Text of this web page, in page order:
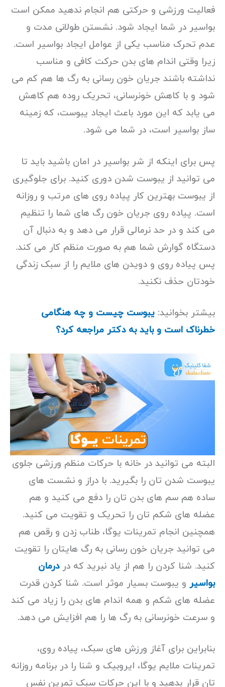
فعالیت ورزشی و حرکتی هم انجام ندهید ممکن است
بواسیر در شما ایجاد شود. نشستن طولانی مدت و
عدم تحرک مناسب یکی از عوامل ایجاد بواسیر است.
زیرا وقتی اندام های بدن حرکت کافی و مناسب
نداشته باشند جریان خون رسانی به رگ ها هم کم می
شود و با کاهش خونرسانی، تحریک روده هم کاهش
می یابد که این مورد باعث ایجاد یبوست، که زمینه
ساز بواسیر است، در شما می شود.
پس برای اینکه از شر بواسیر در امان باشید باید تا
می توانید از یبوست شدن دوری کنید. برای جلوگیری
از یبوست بهترین کار پیاده روی های مرتب و روزانه
است. پیاده روی جریان خون رگ های شما را تنظیم
می کند و در حد نرمالی قرار می دهد و به دنبال آن
دستگاه گوارش شما هم به صورت منظم کار می کند.
پس پیاده روی و دویدن های ملایم را از سبک زندگی
خودتان حذف نکنید.
بیشتر بخوانید: یبوست چیست و چه هنگامی
خطرناک است و باید به دکتر مراجعه کرد؟
البته می توانید در خانه با حرکات منظم ورزشی جلوی
یبوست شدن تان را بگیرید. با دراز و نشست های
ساده هم سم های بدن تان را دفع می کنید و هم
عضله های شکم تان را تحریک و تقویت می کنید.
همچنین انجام تمرینات یوگا، طناب زدن و رقص هم
می توانید جریان خون رسانی به رگ هایتان را تقویت
کنید. شنا کردن را هم از یاد نبرید که دردرمان
بواسیر و یبوست بسیار موثر است. شنا کردن قدرت
عضله های شکم و همه اندام های بدن را زیاد می کند
و سرعت خونرسانی به رگ ها را هم افزایش می دهد.
بنابراین برای آغاز ورزش های سبک، پیاده روی،
تمرینات ملایم یوگا، ایروبیک و شنا را در برنامه روزانه
تان قرار بدهید و با این حرکات سبک تمرین نفس